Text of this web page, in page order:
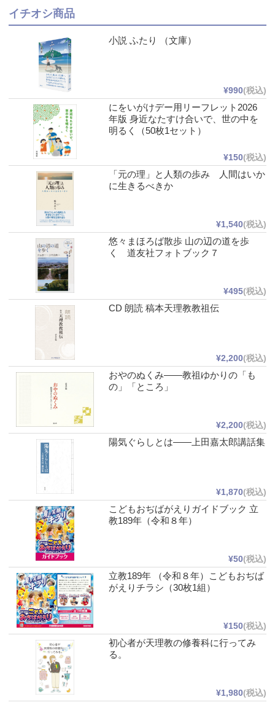
イチオシ商品
小説 ふたり （文庫）
¥990(税込)
にをいがけデー用リーフレット2026
年版 身近なたすけ合いで、世の中を
明るく（50枚1セット）
¥150(税込)
「元の理」と人類の歩み 人間はいか
に生きるべきか
¥1,540(税込)
悠々まほろば散歩 山の辺の道を歩
く 道友社フォトブック７
¥495(税込)
CD 朗読 稿本天理教教祖伝
¥2,200(税込)
おやのぬくみ――教祖ゆかりの「も
の」「ところ」
¥2,200(税込)
陽気ぐらしとは――上田嘉太郎講話集
¥1,870(税込)
こどもおぢばがえりガイドブック 立
教189年（令和８年）
¥50(税込)
立教189年 （令和８年）こどもおぢば
がえりチラシ（30枚1組）
¥150(税込)
初心者が天理教の修養科に行ってみ
る。
¥1,980(税込)